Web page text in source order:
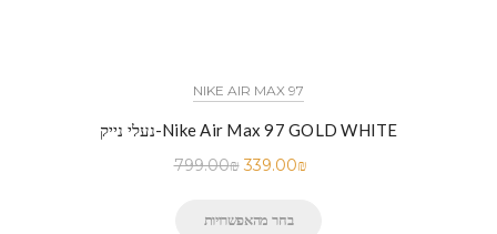
NIKE AIR MAX 97
נעלי נייק-Nike Air Max 97 GOLD WHITE
799.00₪ 339.00₪
בחר מהאפשרויות